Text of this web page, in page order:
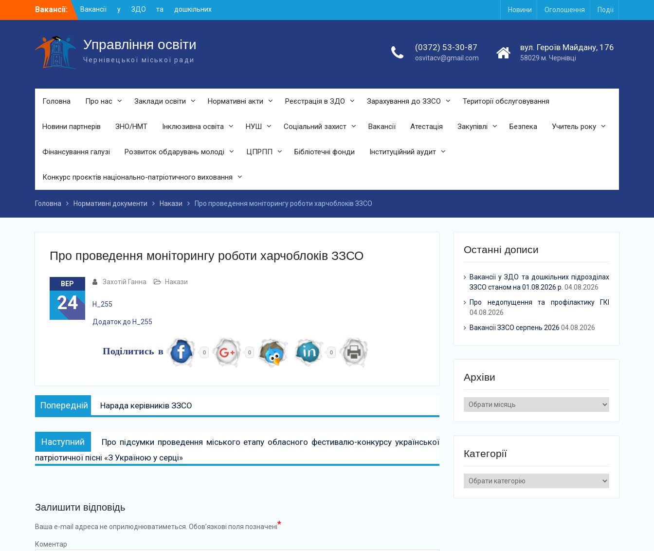
Вакансії:
Вакансії у ЗДО та дошкільних
підрозділах ЗЗСО станом на 01.08.2026
Вакансії ЗЗСО серпень 2026
Вакансії ЗЗСО червень 2026
Новини Оголошення Події
Управління освіти
Чернівецької міської ради
(0372) 53-30-87
osvitacv@gmail.com
вул. Героїв Майдану, 176
58029 м. Чернівці
Головна Про нас Заклади освіти Нормативні акти Реєстрація в ЗДО Зарахування до ЗЗСО Території обслуговування
Новини партнерів ЗНО/НМТ Інклюзивна освіта НУШ Соціальний захист Вакансії Атестація Закупівлі Безпека Учитель року
Фінансування галузі Розвиток обдарувань молоді ЦПРПП Бібліотечні фонди Інституційний аудит
Конкурс проєктів національно-патріотичного виховання
Головна Нормативні документи Накази Про проведення моніторингу роботи харчоблоків ЗЗСО
Про проведення моніторингу роботи харчоблоків ЗЗСО
ВЕР
24
Захотій Ганна Накази
Н_255
Додаток до Н_255
Поділитись в 0 0 0
Навігація
записів
Попередній Попередній:
Нарада керівників ЗЗСО
Наступний Наступний:
Про підсумки проведення міського етапу обласного фестивалю-конкурсу української
патріотичної пісні «З Україною у серці»
Залишити відповідь
Ваша e-mail адреса не оприлюднюватиметься. Обов’язкові поля позначені*
Коментар
Останні дописи
Вакансії у ЗДО та дошкільних підрозділах
ЗЗСО станом на 01.08.2026 р. 04.08.2026
Про недопущення та профілактику ГКІ
04.08.2026
Вакансії ЗЗСО серпень 2026 04.08.2026
Архіви
Архіви
Категорії
Категорії